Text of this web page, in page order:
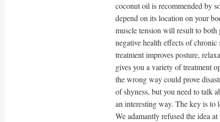
coconut oil is recommended by
depend on its location on your
muscle tension will result to both
negative health effects of
treatment improves posture,
gives you a variety of treatment
the wrong way could prove
of shyness, but you need to talk
an interesting way. The key is to
We adamantly refused the idea